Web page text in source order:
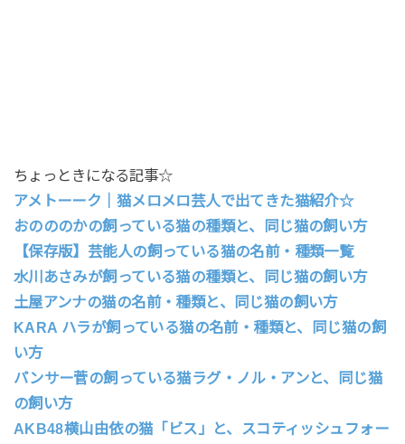
ちょっときになる記事☆
アメトーーク｜猫メロメロ芸人で出てきた猫紹介☆
おのののかの飼っている猫の種類と、同じ猫の飼い方
【保存版】芸能人の飼っている猫の名前・種類一覧
水川あさみが飼っている猫の種類と、同じ猫の飼い方
土屋アンナの猫の名前・種類と、同じ猫の飼い方
KARA ハラが飼っている猫の名前・種類と、同じ猫の飼
い方
パンサー菅の飼っている猫ラグ・ノル・アンと、同じ猫
の飼い方
AKB48横山由依の猫「ビス」と、スコティッシュフォー